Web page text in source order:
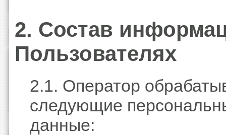
2. Состав
Пользователях
2.1. Оператор
следующие
данные: